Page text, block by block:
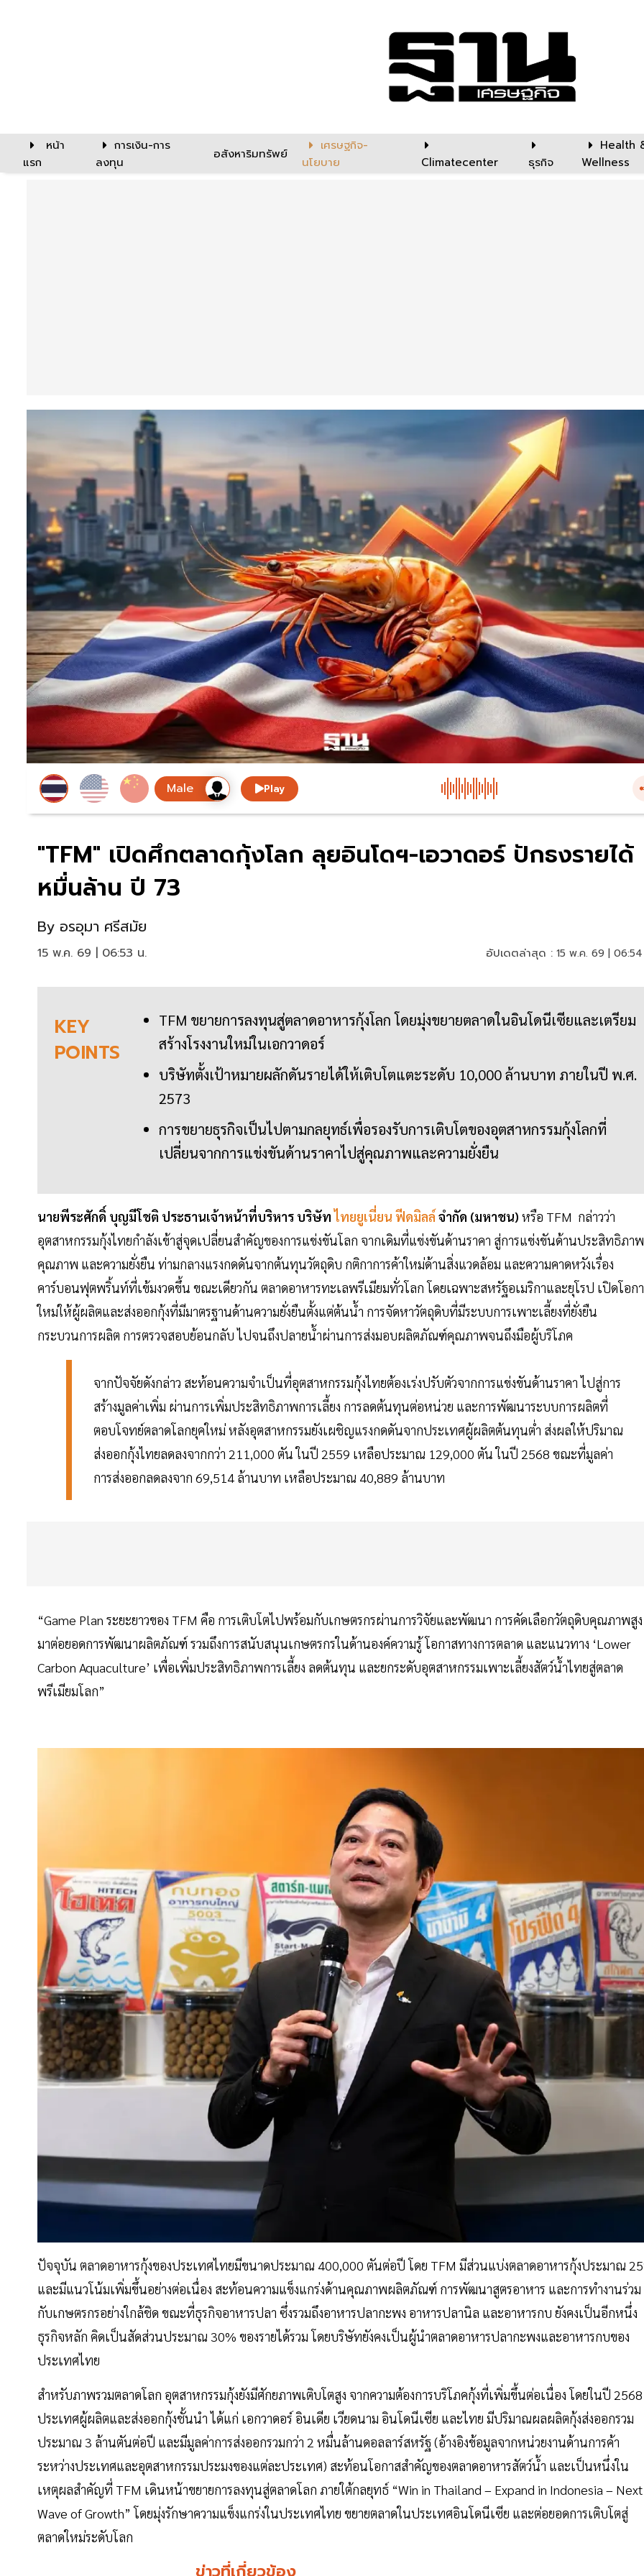
หน้า
แรก
การเงิน-การ
ลงทุน
อสังหาริมทรัพย์
เศรษฐกิจ-
นโยบาย
Climatecenter ธุรกิจ
Health
Wellness
Play
"TFM" เปิดศึกตลาดกุ้งโลก ลุยอินโดฯ-เอวาดอร์ ปักธงรายได้
หมื่นล้าน ปี 73
By อรอุมา ศรีสมัย
15 พ.ค. 69 | 06:53 น. อัปเดตล่าสุด : 15 พ.ค. 69 |
KEY
POINTS
TFM ขยายการลงทุนสู่ตลาดอาหารกุ้งโลก โดยมุ่งขยายตลาดในอินโดนีเซียและเตรียม
สร้างโรงงานใหม่ในเอกวาดอร์
บริษัทตั้งเป้าหมายผลักดันรายได้ให้เติบโตแตะระดับ 10,000 ล้านบาท ภายในปี พ.ศ.
2573
การขยายธุรกิจเป็นไปตามกลยุทธ์เพื่อรองรับการเติบโตของอุตสาหกรรมกุ้งโลกที่
เปลี่ยนจากการแข่งขันด้านราคาไปสู่คุณภาพและความยั่งยืน
นายพีระศักดิ์ บุญมีโชติ ประธานเจ้าหน้าที่บริหาร บริษัทไทยยูเนี่ยน ฟีดมิลล์ จำกัด (มหาชน) หรือ TFM กล่าวว่า
อุตสาหกรรมกุ้งไทยกำลังเข้าสู่จุดเปลี่ยนสำคัญของการแข่งขันโลก จากเดิมที่แข่งขันด้านราคา สู่การแข่งขันด้านประสิทธิภาพ
คุณภาพ และความยั่งยืน ท่ามกลางแรงกดดันจากต้นทุนวัตถุดิบ กติกาการค้าใหม่ด้านสิ่งแวดล้อม และความคาดหวังเรื่อง
คาร์บอนฟุตพริ้นท์ที่เข้มงวดขึ้น ขณะเดียวกัน ตลาดอาหารทะเลพรีเมียมทั่วโลก โดยเฉพาะสหรัฐอเมริกาและยุโรป เปิดโอก
ใหม่ให้ผู้ผลิตและส่งออกกุ้งที่มีมาตรฐานด้านความยั่งยืนตั้งแต่ต้นน้ำ การจัดหาวัตถุดิบที่มีระบบการเพาะเลี้ยงที่ยั่งยืน
กระบวนการผลิต การตรวจสอบย้อนกลับ ไปจนถึงปลายน้ำผ่านการส่งมอบผลิตภัณฑ์คุณภาพจนถึงมือผู้บริโภค
จากปัจจัยดังกล่าว สะท้อนความจำเป็นที่อุตสาหกรรมกุ้งไทยต้องเร่งปรับตัวจากการแข่งขันด้านราคา ไปสู่การ
สร้างมูลค่าเพิ่ม ผ่านการเพิ่มประสิทธิภาพการเลี้ยง การลดต้นทุนต่อหน่วย และการพัฒนาระบบการผลิตที่
ตอบโจทย์ตลาดโลกยุคใหม่ หลังอุตสาหกรรมยังเผชิญแรงกดดันจากประเทศผู้ผลิตต้นทุนต่ำ ส่งผลให้ปริมาณ
ส่งออกกุ้งไทยลดลงจากกว่า 211,000 ตัน ในปี 2559 เหลือประมาณ 129,000 ตัน ในปี 2568 ขณะที่มูลค่า
การส่งออกลดลงจาก 69,514 ล้านบาท เหลือประมาณ 40,889 ล้านบาท
“Game Plan ระยะยาวของ TFM คือ การเติบโตไปพร้อมกับเกษตรกรผ่านการวิจัยและพัฒนา การคัดเลือกวัตถุดิบคุณภาพสูง
มาต่อยอดการพัฒนาผลิตภัณฑ์ รวมถึงการสนับสนุนเกษตรกรในด้านองค์ความรู้ โอกาสทางการตลาด และแนวทาง ‘Lower
Carbon Aquaculture’ เพื่อเพิ่มประสิทธิภาพการเลี้ยง ลดต้นทุน และยกระดับอุตสาหกรรมเพาะเลี้ยงสัตว์น้ำไทยสู่ตลาด
พรีเมียมโลก”
ปัจจุบัน ตลาดอาหารกุ้งของประเทศไทยมีขนาดประมาณ 400,000 ตันต่อปี โดย TFM มีส่วนแบ่งตลาดอาหารกุ้งประมาณ
และมีแนวโน้มเพิ่มขึ้นอย่างต่อเนื่อง สะท้อนความแข็งแกร่งด้านคุณภาพผลิตภัณฑ์ การพัฒนาสูตรอาหาร และการทำงานร่วม
กับเกษตรกรอย่างใกล้ชิด ขณะที่ธุรกิจอาหารปลา ซึ่งรวมถึงอาหารปลากะพง อาหารปลานิล และอาหารกบ ยังคงเป็นอีกหนึ่ง
ธุรกิจหลัก คิดเป็นสัดส่วนประมาณ 30% ของรายได้รวม โดยบริษัทยังคงเป็นผู้นำตลาดอาหารปลากะพงและอาหารกบของ
ประเทศไทย
สำหรับภาพรวมตลาดโลก อุตสาหกรรมกุ้งยังมีศักยภาพเติบโตสูง จากความต้องการบริโภคกุ้งที่เพิ่มขึ้นต่อเนื่อง โดยในปี 2568
ประเทศผู้ผลิตและส่งออกกุ้งชั้นนำ ได้แก่ เอกวาดอร์ อินเดีย เวียดนาม อินโดนีเซีย และไทย มีปริมาณผลผลิตกุ้งส่งออกรวม
ประมาณ 3 ล้านตันต่อปี และมีมูลค่าการส่งออกรวมกว่า 2 หมื่นล้านดอลลาร์สหรัฐ (อ้างอิงข้อมูลจากหน่วยงานด้านการค้า
ระหว่างประเทศและอุตสาหกรรมประมงของแต่ละประเทศ) สะท้อนโอกาสสำคัญของตลาดอาหารสัตว์น้ำ และเป็นหนึ่งใน
เหตุผลสำคัญที่ TFM เดินหน้าขยายการลงทุนสู่ตลาดโลก ภายใต้กลยุทธ์ “Win in Thailand – Expand in Indonesia – Next
Wave of Growth” โดยมุ่งรักษาความแข็งแกร่งในประเทศไทย ขยายตลาดในประเทศอินโดนีเซีย และต่อยอดการเติบโตสู่
ตลาดใหม่ระดับโลก